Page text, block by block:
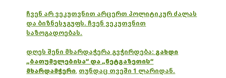
ჩვენ არ ვეკუთვნით არცერთ პოლიტიკურ ძალას
და ბიზნესჯგუფს. ჩვენ ვეკუთვნით
საზოგადოებას.
დღეს შენი მხარდაჭერა გვჭირდება: გახდი
„ბათუმელებისა“ და „ნეტგაზეთის“
მხარდამჭერი, თუნდაც თვეში 1 ლარიდან.